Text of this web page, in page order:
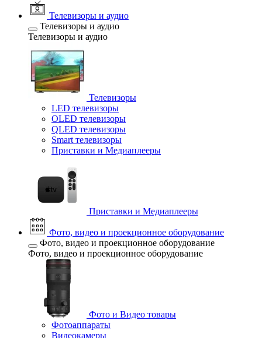
Телевизоры и аудио
Телевизоры и аудио
Телевизоры и аудио
Телевизоры
LED телевизоры
OLED телевизоры
QLED телевизоры
Smart телевизоры
Приставки и Медиаплееры
Приставки и Медиаплееры
Фото, видео и проекционное оборудование
Фото, видео и проекционное оборудование
Фото, видео и проекционное оборудование
Фото и Видео товары
Фотоаппараты
Видеокамеры